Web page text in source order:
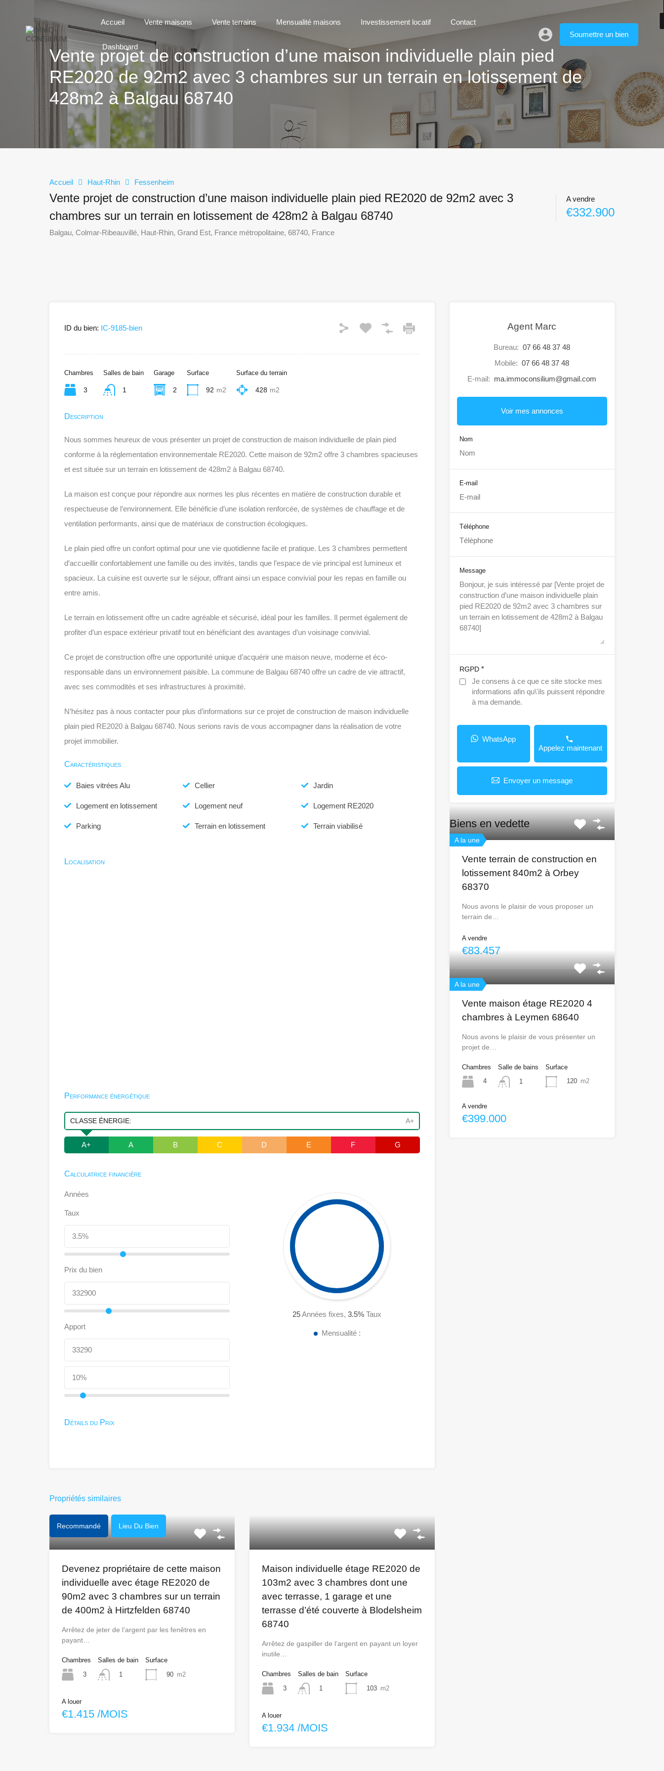
Accueil Vente maisons Vente terrains Mensualité maisons Investissement locatif Contact
Dashboard
Soumettre un bien
Vente projet de construction d’une maison individuelle plain pied
RE2020 de 92m2 avec 3 chambres sur un terrain en lotissement de
428m2 à Balgau 68740
Accueil Haut-Rhin Fessenheim
Vente projet de construction d’une maison individuelle plain pied RE2020 de 92m2 avec 3
chambres sur un terrain en lotissement de 428m2 à Balgau 68740
Balgau, Colmar-Ribeauvillé, Haut-Rhin, Grand Est, France métropolitaine, 68740, France
A vendre
€332.900
ID du bien: IC-9185-bien
Chambres
3
Salles de bain
1
Garage
2
Surface
92 m2
Surface du terrain
428 m2
Description
Nous sommes heureux de vous présenter un projet de construction de maison individuelle de plain pied
conforme à la réglementation environnementale RE2020. Cette maison de 92m2 offre 3 chambres spacieuses
et est située sur un terrain en lotissement de 428m2 à Balgau 68740.
La maison est conçue pour répondre aux normes les plus récentes en matière de construction durable et
respectueuse de l’environnement. Elle bénéficie d’une isolation renforcée, de systèmes de chauffage et de
ventilation performants, ainsi que de matériaux de construction écologiques.
Le plain pied offre un confort optimal pour une vie quotidienne facile et pratique. Les 3 chambres permettent
d’accueillir confortablement une famille ou des invités, tandis que l’espace de vie principal est lumineux et
spacieux. La cuisine est ouverte sur le séjour, offrant ainsi un espace convivial pour les repas en famille ou
entre amis.
Le terrain en lotissement offre un cadre agréable et sécurisé, idéal pour les familles. Il permet également de
profiter d’un espace extérieur privatif tout en bénéficiant des avantages d’un voisinage convivial.
Ce projet de construction offre une opportunité unique d’acquérir une maison neuve, moderne et éco-
responsable dans un environnement paisible. La commune de Balgau 68740 offre un cadre de vie attractif,
avec ses commodités et ses infrastructures à proximité.
N’hésitez pas à nous contacter pour plus d’informations sur ce projet de construction de maison individuelle
plain pied RE2020 à Balgau 68740. Nous serions ravis de vous accompagner dans la réalisation de votre
projet immobilier.
Caractéristiques
Baies vitrées Alu Cellier Jardin
Logement en lotissement Logement neuf Logement RE2020
Parking Terrain en lotissement Terrain viabilisé
Localisation
Performance énergétique
CLASSE ÉNERGIE: A+
A+ A B C D E F G
Calculatrice financière
Années
Taux
Prix du bien
Apport
25Années fixes,3.5% Taux
Mensualité :
Détails du Prix
Propriétés similaires
Recommandé Lieu Du Bien
Devenez propriétaire de cette maison
individuelle avec étage RE2020 de
90m2 avec 3 chambres sur un terrain
de 400m2 à Hirtzfelden 68740
Arrêtez de jeter de l’argent par les fenêtres en
payant…
Chambres
3
Salles de bain
1
Surface
90 m2
A louer
€1.415 /MOIS
Maison individuelle étage RE2020 de
103m2 avec 3 chambres dont une
avec terrasse, 1 garage et une
terrasse d’été couverte à Blodelsheim
68740
Arrêtez de gaspiller de l’argent en payant un loyer
inutile…
Chambres
3
Salles de bain
1
Surface
103 m2
A louer
€1.934 /MOIS
Agent Marc
Bureau: 07 66 48 37 48
Mobile: 07 66 48 37 48
E-mail: ma.immoconsilium@gmail.com
Voir mes annonces
Nom
E-mail
Téléphone
Message
RGPD *
Je consens à ce que ce site stocke mes
informations afin qu\'ils puissent répondre
à ma demande.
WhatsApp
Appelez maintenant
Envoyer un message
Biens en vedette
A la une
Vente terrain de construction en
lotissement 840m2 à Orbey
68370
Nous avons le plaisir de vous proposer un
terrain de…
A vendre
€83.457
A la une
Vente maison étage RE2020 4
chambres à Leymen 68640
Nous avons le plaisir de vous présenter un
projet de…
Chambres
4
Salle de bains
1
Surface
120 m2
A vendre
€399.000